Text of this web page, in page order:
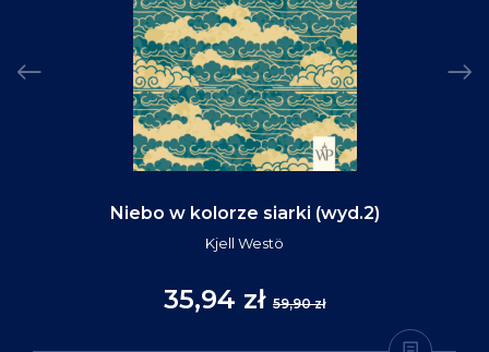
Niebo w kolorze siarki (wyd.2)
Kjell Westö
35,94 zł 59,90 zł